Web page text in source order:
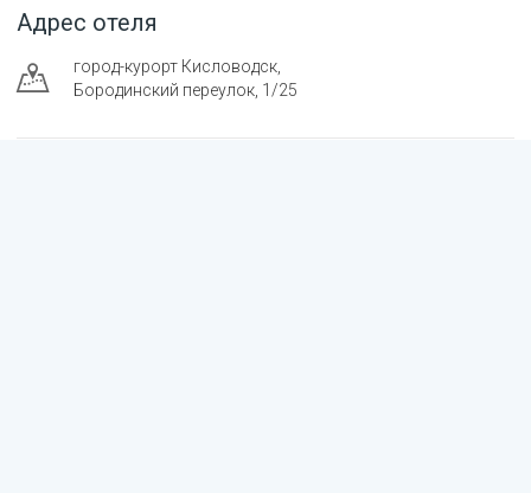
Адрес отеля
город-курорт Кисловодск
Бородинский переулок, 1/25